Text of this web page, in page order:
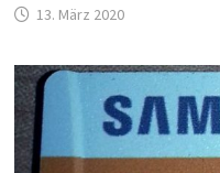
13. März 2020